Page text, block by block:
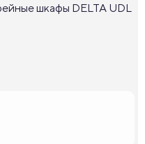
шкафы DELTA UDL